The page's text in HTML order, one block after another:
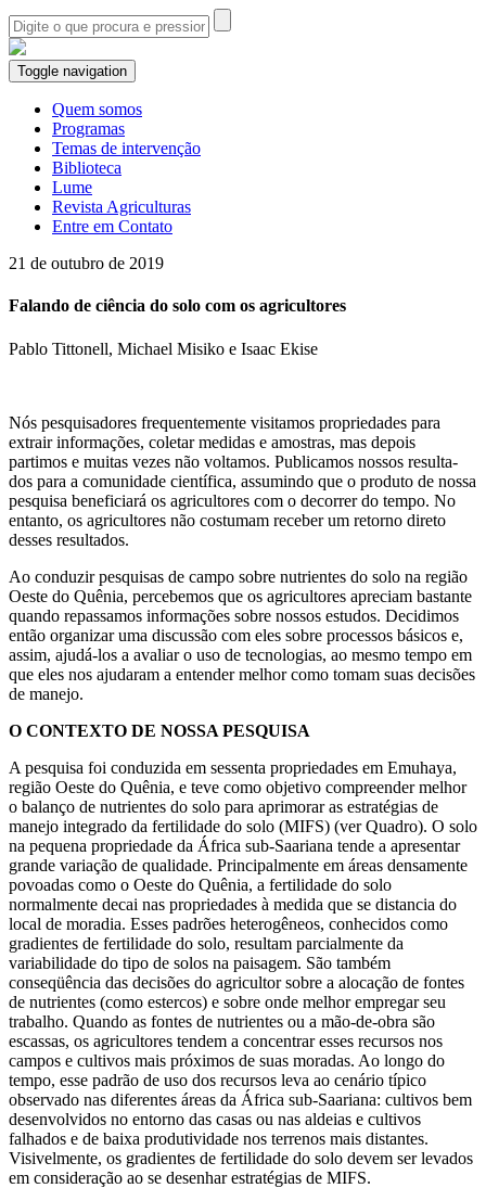
Toggle navigation
Quem somos
Programas
Temas de intervenção
Biblioteca
Lume
Revista Agriculturas
Entre em Contato
21 de outubro de 2019
Falando de ciência do solo com os agricultores
Pablo Tittonell, Michael Misiko e Isaac Ekise
Nós pesquisadores frequentemente visitamos propriedades para
extrair informações, coletar medidas e amostras, mas depois
partimos e muitas vezes não voltamos. Publicamos nossos resulta-
dos para a comunidade científica, assumindo que o produto de nossa
pesquisa beneficiará os agricultores com o decorrer do tempo. No
entanto, os agricultores não costumam receber um retorno direto
desses resultados.
Ao conduzir pesquisas de campo sobre nutrientes do solo na região
Oeste do Quênia, percebemos que os agricultores apreciam bastante
quando repassamos informações sobre nossos estudos. Decidimos
então organizar uma discussão com eles sobre processos básicos e,
assim, ajudá-los a avaliar o uso de tecnologias, ao mesmo tempo em
que eles nos ajudaram a entender melhor como tomam suas decisões
de manejo.
O CONTEXTO DE NOSSA PESQUISA
A pesquisa foi conduzida em sessenta propriedades em Emuhaya,
região Oeste do Quênia, e teve como objetivo compreender melhor
o balanço de nutrientes do solo para aprimorar as estratégias de
manejo integrado da fertilidade do solo (MIFS) (ver Quadro). O solo
na pequena propriedade da África sub-Saariana tende a apresentar
grande variação de qualidade. Principalmente em áreas densamente
povoadas como o Oeste do Quênia, a fertilidade do solo
normalmente decai nas propriedades à medida que se distancia do
local de moradia. Esses padrões heterogêneos, conhecidos como
gradientes de fertilidade do solo, resultam parcialmente da
variabilidade do tipo de solos na paisagem. São também
conseqüência das decisões do agricultor sobre a alocação de fontes
de nutrientes (como estercos) e sobre onde melhor empregar seu
trabalho. Quando as fontes de nutrientes ou a mão-de-obra são
escassas, os agricultores tendem a concentrar esses recursos nos
campos e cultivos mais próximos de suas moradas. Ao longo do
tempo, esse padrão de uso dos recursos leva ao cenário típico
observado nas diferentes áreas da África sub-Saariana: cultivos bem
desenvolvidos no entorno das casas ou nas aldeias e cultivos
falhados e de baixa produtividade nos terrenos mais distantes.
Visivelmente, os gradientes de fertilidade do solo devem ser levados
em consideração ao se desenhar estratégias de MIFS.